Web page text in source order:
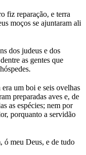
fiz reparação, e terra
moços se ajuntaram ali
dos judeus e dos
as gentes que
um boi e seis ovelhas
preparadas aves e, de
as espécies; nem por
porquanto a servidão
ó meu Deus, e de tudo